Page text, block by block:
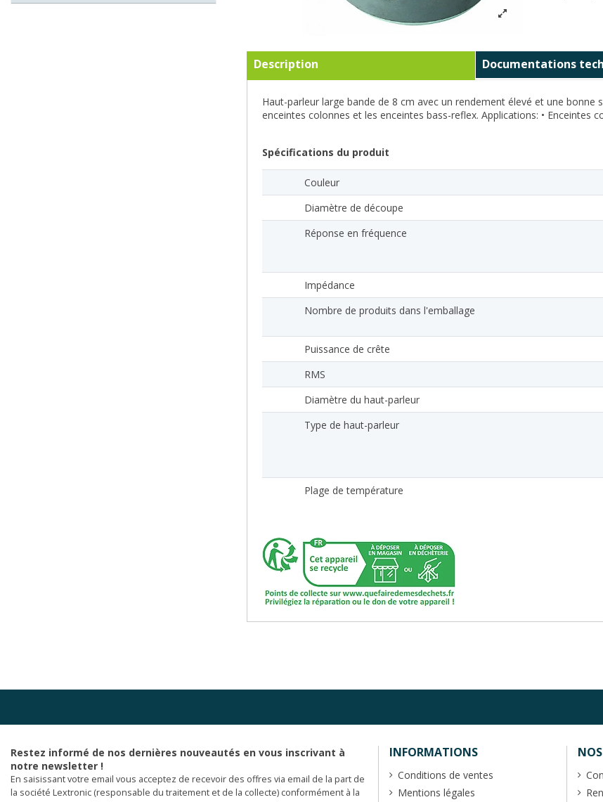
Description Documentations
Haut-parleur large bande de 8 cm avec un rendement élevé et une
enceintes colonnes et les enceintes bass-reflex. Applications: • Enceintes
Spécifications du produit
Couleur
Diamètre de découpe
Réponse en fréquence
Impédance
Nombre de produits dans l'emballage
Puissance de crête
RMS
Diamètre du haut-parleur
Type de haut-parleur
Plage de température
Restez informé de nos dernières nouveautés en vous inscrivant à
notre newsletter !
En saisissant votre email vous acceptez de recevoir des offres via email de la part de
la société Lextronic (responsable du traitement et de la collecte) conformément à la
INFORMATIONS
Conditions de ventes
Mentions légales